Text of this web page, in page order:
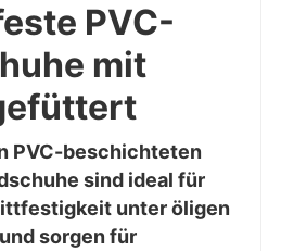
PVC-
mit
PVC-beschichteten
sind ideal für
unter öligen
sorgen für